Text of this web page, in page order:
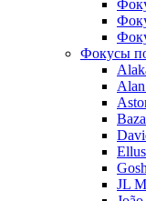
Фокусы
JL